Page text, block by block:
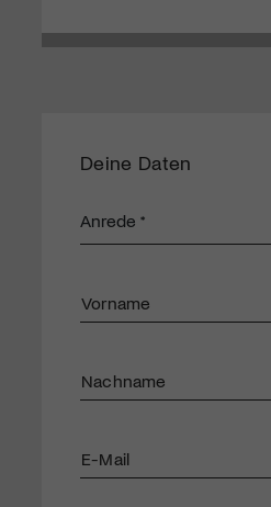
Deine Daten
Vorname
Nachname
E-Mail